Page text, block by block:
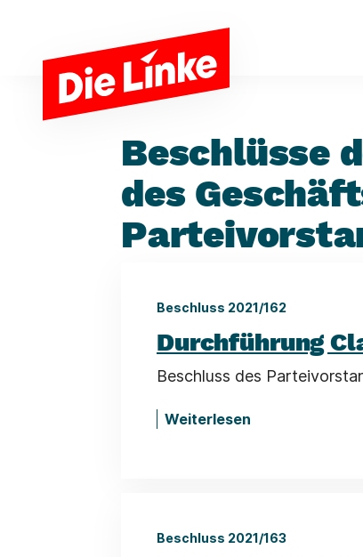
Beschlüsse
des
Beschluss 2021/162
Durchführung
Beschluss des
Weiterlesen
Beschluss 2021/163